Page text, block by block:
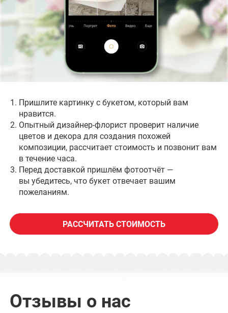
Салоны для самовывоза
Опишите ваши потребности, и я рассчитаю
стоимость цветов и услуг с максимально
возможной скидкой и гарантиями за 2 часа!
Наши постоянные клиенты
Пришлите картинку с букетом, который вам
нравится.
Опытный дизайнер-флорист проверит наличие
цветов и декора для создания похожей
композиции, рассчитает стоимость и позвонит вам
в течение часа.
Перед доставкой пришлём фотоотчёт —
вы убедитесь, что букет отвечает вашим
пожеланиям.
РАССЧИТАТЬ СТОИМОСТЬ
Отзывы о нас